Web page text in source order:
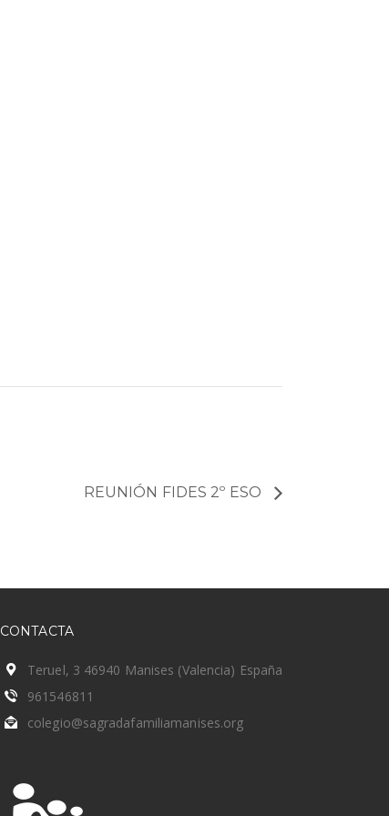
REUNIÓN FIDES 2º ESO
CONTACTA
Teruel, 3 46940 Manises (Valencia) España
961546811
colegio@sagradafamiliamanises.org